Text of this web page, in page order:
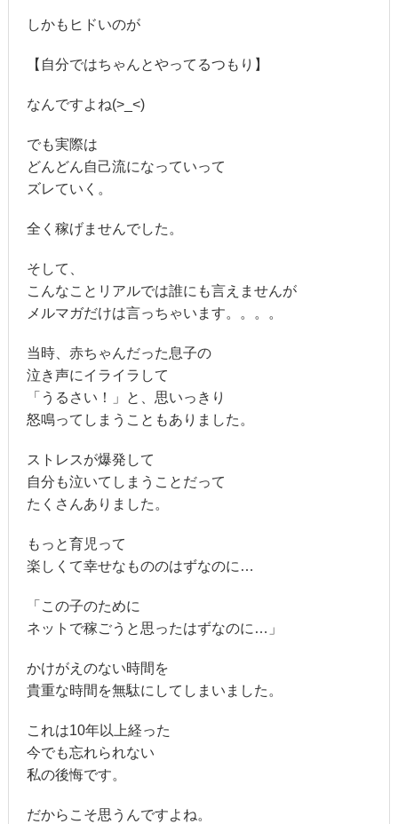
しかもヒドいのが
【自分ではちゃんとやってるつもり】
なんですよね(>_<)
でも実際は
どんどん自己流になっていって
ズレていく。
全く稼げませんでした。
そして、
こんなことリアルでは誰にも言えませんが
メルマガだけは言っちゃいます。。。。
当時、赤ちゃんだった息子の
泣き声にイライラして
「うるさい！」と、思いっきり
怒鳴ってしまうこともありました。
ストレスが爆発して
自分も泣いてしまうことだって
たくさんありました。
もっと育児って
楽しくて幸せなもののはずなのに…
「この子のために
ネットで稼ごうと思ったはずなのに…」
かけがえのない時間を
貴重な時間を無駄にしてしまいました。
これは10年以上経った
今でも忘れられない
私の後悔です。
だからこそ思うんですよね。